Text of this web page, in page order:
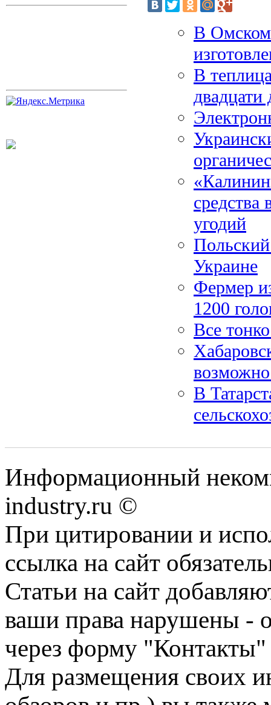
В Омском
В
средства
угодий
Польский
Украине
Фермер
1200
Все
В
Информационный
industry.ru ©
При цитировании и
ссылка на сайт
Статьи на сайт
ваши права нарушены -
через форму "Контакты"
Для размещения своих